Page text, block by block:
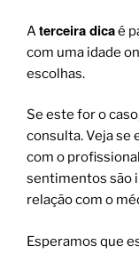
Aterceira dicaé
com uma idade
escolhas.
Se este for o
consulta. Veja se
com o
sentimentos são
relação com o
Esperamos que